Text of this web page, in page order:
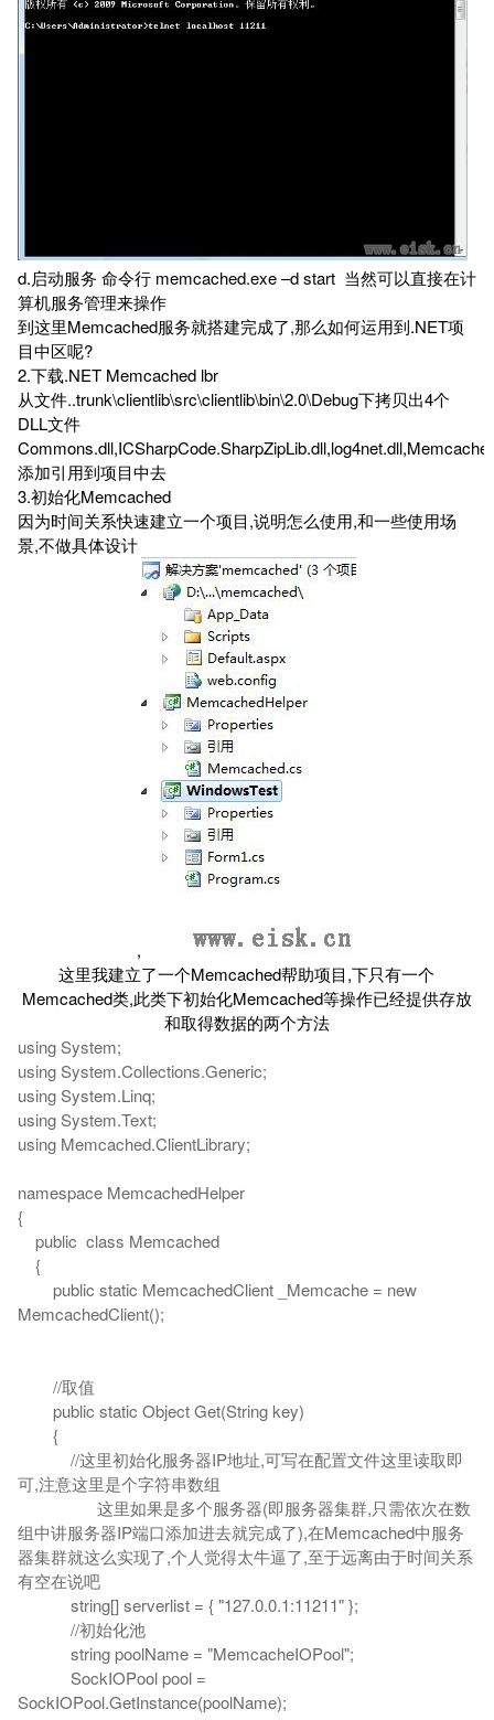
d.启动服务 命令行 memcached.exe –d start 当然可以直接在计
算机服务管理来操作
到这里Memcached服务就搭建完成了,那么如何运用到.NET项
目中区呢?
2.下载.NET Memcached lbr
从文件..trunk\clientlib\src\clientlib\bin\2.0\Debug下拷贝出4个
DLL文件
添加引用到项目中去
3.初始化Memcached
因为时间关系快速建立一个项目,说明怎么使用,和一些使用场
景,不做具体设计
,
这里我建立了一个Memcached帮助项目,下只有一个
Memcached类,此类下初始化Memcached等操作已经提供存放
和取得数据的两个方法
using System;
using System.Collections.Generic;
using System.Linq;
using System.Text;
using Memcached.ClientLibrary;
namespace MemcachedHelper
{
public class Memcached
{
public static MemcachedClient _Memcache = new
MemcachedClient();
//取值
public static Object Get(String key)
{
//这里初始化服务器IP地址,可写在配置文件这里读取即
可,注意这里是个字符串数组
这里如果是多个服务器(即服务器集群,只需依次在数
组中讲服务器IP端口添加进去就完成了),在Memcached中服务
器集群就这么实现了,个人觉得太牛逼了,至于远离由于时间关系
有空在说吧
string[] serverlist = { "127.0.0.1:11211" };
//初始化池
string poolName = "MemcacheIOPool";
SockIOPool pool =
SockIOPool.GetInstance(poolName);